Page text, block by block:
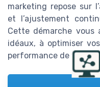
marketing repose sur
et l’ajustement
Cette démarche vous
idéaux, à optimiser
performance de vos